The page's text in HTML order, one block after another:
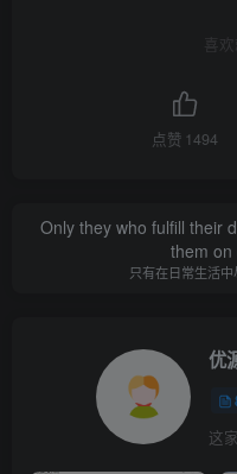
喜
点赞 1494
Only they who fulfill their
them on
只有在日常生活
优
这